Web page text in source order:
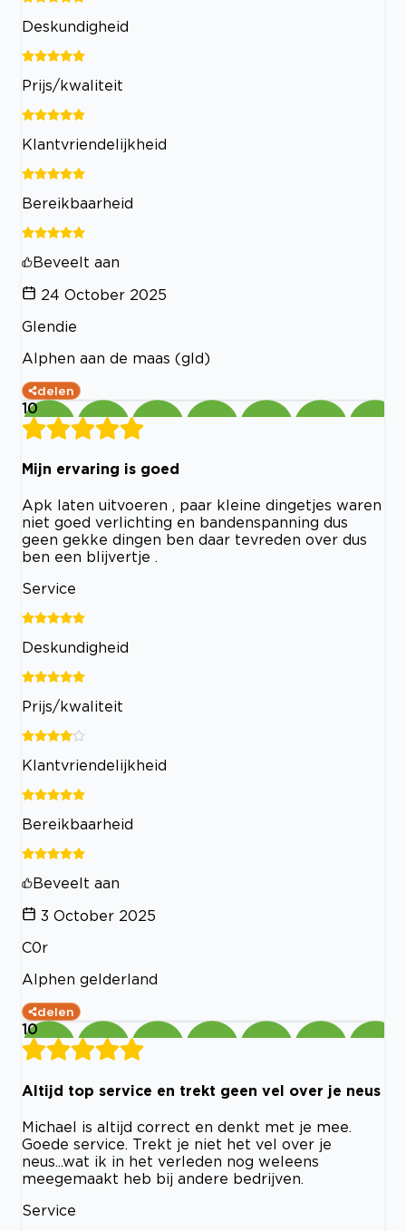
Deskundigheid
Prijs/kwaliteit
Klantvriendelijkheid
Bereikbaarheid
Beveelt aan
24 October 2025
Glendie
Alphen aan de maas (gld)
delen
10
Mijn ervaring is goed
Apk laten uitvoeren , paar kleine dingetjes waren
niet goed verlichting en bandenspanning dus
geen gekke dingen ben daar tevreden over dus
ben een blijvertje .
Service
Deskundigheid
Prijs/kwaliteit
Klantvriendelijkheid
Bereikbaarheid
Beveelt aan
3 October 2025
C0r
Alphen gelderland
delen
10
Altijd top service en trekt geen vel over je neus
Michael is altijd correct en denkt met je mee.
Goede service. Trekt je niet het vel over je
neus...wat ik in het verleden nog weleens
meegemaakt heb bij andere bedrijven.
Service